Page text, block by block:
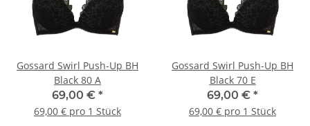
Gossard Swirl Push-Up BH
Black 80 A
69,00 € *
69,00 € pro 1 Stück
Gossard Swirl Push-Up BH
Black 70 E
69,00 € *
69,00 € pro 1 Stück